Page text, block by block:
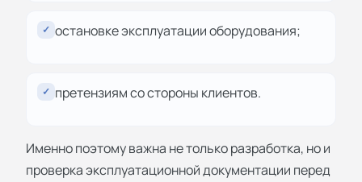
✓ остановке эксплуатации оборудования;
✓ претензиям со стороны клиентов.
Именно поэтому важна не только разработка, но и
проверка эксплуатационной документации перед